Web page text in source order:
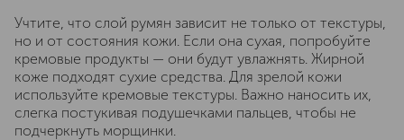
Учтите, что слой румян зависит не только от текстуры,
но и от состояния кожи. Если она сухая, попробуйте
кремовые продукты — они будут увлажнять. Жирной
коже подходят сухие средства. Для зрелой кожи
используйте кремовые текстуры. Важно наносить их,
слегка постукивая подушечками пальцев, чтобы не
подчеркнуть морщинки.